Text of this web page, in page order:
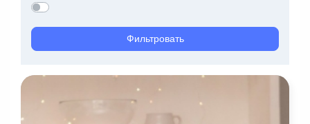
Фильтровать